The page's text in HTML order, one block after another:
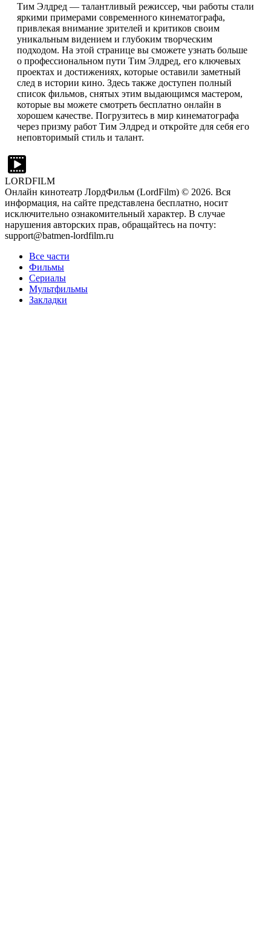
Тим Элдред — талантливый режиссер, чьи работы стали
яркими примерами современного кинематографа,
привлекая внимание зрителей и критиков своим
уникальным видением и глубоким творческим
подходом. На этой странице вы сможете узнать больше
о профессиональном пути Тим Элдред, его ключевых
проектах и достижениях, которые оставили заметный
след в истории кино. Здесь также доступен полный
список фильмов, снятых этим выдающимся мастером,
которые вы можете смотреть бесплатно онлайн в
хорошем качестве. Погрузитесь в мир кинематографа
через призму работ Тим Элдред и откройте для себя его
неповторимый стиль и талант.
LORDFILM
Онлайн кинотеатр ЛордФильм (LordFilm) © 2026. Вся
информация, на сайте представлена бесплатно, носит
исключительно ознакомительный характер. В случае
нарушения авторских прав, обращайтесь на почту:
support@batmen-lordfilm.ru
Все части
Фильмы
Сериалы
Мультфильмы
Закладки